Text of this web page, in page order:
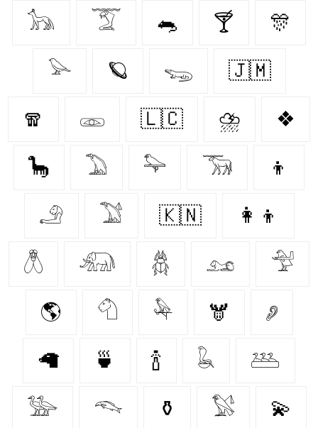
𓃥 𓄆 🐀 🍸 🎊
𓅪 🪐 𓆌 🇯🇲
🧣 𓁽 🇱🇨 ⛈️ ❖
🦕 𓅐 𓅍 𓃞 👦
𓄂 𓅑 🇰🇳 👩‍👦
𓆦 𓃰 𓆣 𓃭 𓅴
🌎 𓄇 𓅆 🫎 𓂈
🦙 🍵 🍾 𓆘 𓅹
𓅺 𓆞 ⚱️ 𓅄 💫